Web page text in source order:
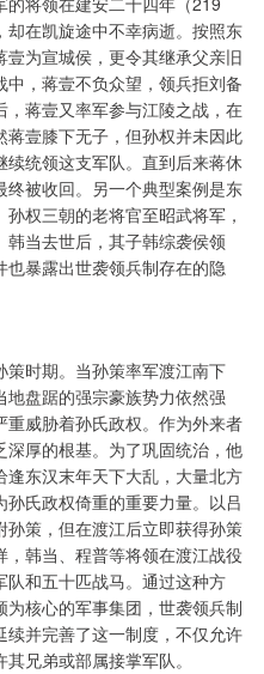
在凯旋途中不幸病逝。按照东
为宣城侯，更令其继承父亲旧
，蒋壹不负众望，领兵拒刘备
蒋壹又率军参与江陵之战，在
壹膝下无子，但孙权并未因此
统领这支军队。直到后来蒋休
被收回。另一个典型案例是东
权三朝的老将官至昭武将军，
当去世后，其子韩综袭侯领
暴露出世袭领兵制存在的隐
时期。当孙策率军渡江南下
盘踞的强宗豪族势力依然强
威胁着孙氏政权。作为外来者
厚的根基。为了巩固统治，他
东汉末年天下大乱，大量北方
氏政权倚重的重要力量。以吕
策，但在渡江后立即获得孙策
韩当、程普等将领在渡江战役
和五十匹战马。通过这种方
核心的军事集团，世袭领兵制
并完善了这一制度，不仅允许
兄弟或部属接掌军队。